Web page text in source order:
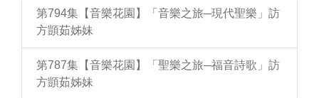
第794集【音樂花園】「音樂之旅─現代聖樂」訪
方顗茹姊妹
第787集【音樂花園】「聖樂之旅─福音詩歌」訪
方顗茹姊妹